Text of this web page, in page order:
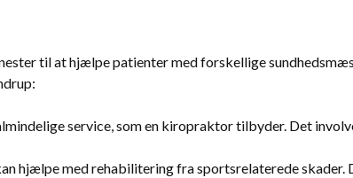
til at hjælpe patienter med forskellige
service, som en kiropraktor tilbyder. Det
hjælpe med rehabilitering fra sportsrelaterede